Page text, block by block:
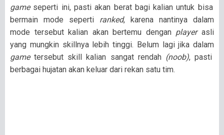
game seperti ini, pasti akan berat bagi kalian untuk bisa
bermain mode seperti ranked, karena nantinya dalam
mode tersebut kalian akan bertemu dengan playerasli
yang mungkin skillnya lebih tinggi. Belum lagi jika dalam
gametersebut skill kalian sangat rendah (noob), pasti
berbagai hujatan akan keluar dari rekan satu tim.